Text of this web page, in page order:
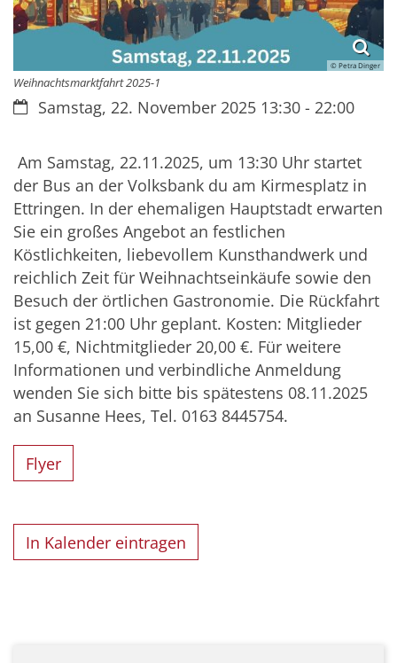
© Petra Dinger
Weihnachtsmarktfahrt 2025-1
Datum:Samstag, 22. November 2025 13:30 - 22:00
Am Samstag, 22.11.2025, um 13:30 Uhr startet
der Bus an der Volksbank du am Kirmesplatz in
Ettringen. In der ehemaligen Hauptstadt erwarten
Sie ein großes Angebot an festlichen
Köstlichkeiten, liebevollem Kunsthandwerk und
reichlich Zeit für Weihnachtseinkäufe sowie den
Besuch der örtlichen Gastronomie. Die Rückfahrt
ist gegen 21:00 Uhr geplant. Kosten: Mitglieder
15,00 €, Nichtmitglieder 20,00 €. Für weitere
Informationen und verbindliche Anmeldung
wenden Sie sich bitte bis spätestens 08.11.2025
an Susanne Hees, Tel. 0163 8445754.
Flyer
In Kalender eintragen